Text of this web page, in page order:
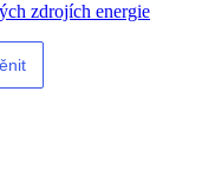
zdrojích energie